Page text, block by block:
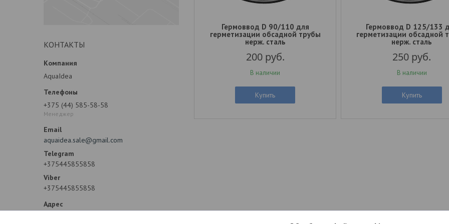
КОНТАКТЫ
AquaIdea
+375 (44) 585-58-58
Менеджер
aquaidea.sale@gmail.com
+375445855858
+375445855858
Гермоввод D 90/110 для
герметизации обсадной трубы
нерж. сталь
200 руб.
В наличии
Купить
Гермоввод D 125/133
герметизации обсадной
нерж. сталь
250 руб.
В наличии
Купить